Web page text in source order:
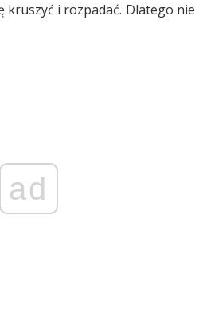
kruszyć i rozpadać. Dlatego nie
ad